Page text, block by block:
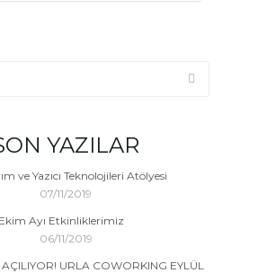
YAZILAR
ve Yazıcı Teknolojileri Atölyesi
07/11/2019
Ekim Ayı Etkinliklerimiz
06/11/2019
URLA COWORKING EYLÜL